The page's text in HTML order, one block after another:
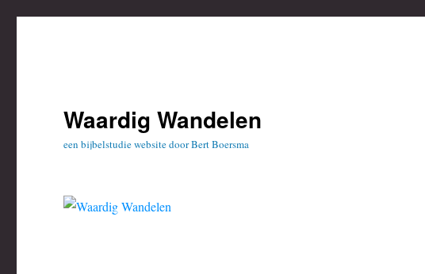
Waardig Wandelen
een bijbelstudie website door Bert Boersma